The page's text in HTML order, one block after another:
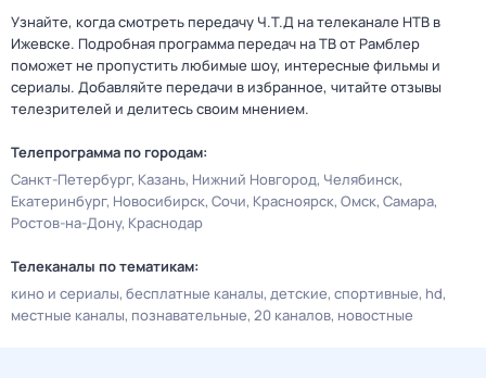
Узнайте, когда смотреть передачу Ч.T.Д на телеканале НТВ в
Ижевске. Подробная программа передач на ТВ от Рамблер
поможет не пропустить любимые шоу, интересные фильмы и
сериалы. Добавляйте передачи в избранное, читайте отзывы
телезрителей и делитесь своим мнением.
Телепрограмма по городам:
Санкт-Петербург Казань Нижний Новгород Челябинск
Екатеринбург Новосибирск Сочи Красноярск Омск Самара
Ростов-на-Дону Краснодар
Телеканалы по тематикам:
кино и сериалы бесплатные каналы детские спортивные hd
местные каналы познавательные 20 каналов новостные